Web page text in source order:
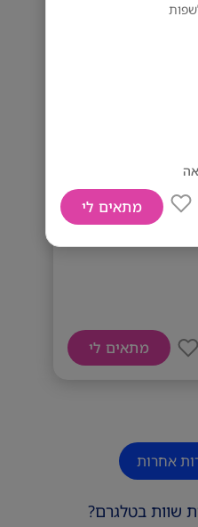
מתאים לי
מתאים לי
אחרות
שוות בטלגרם?